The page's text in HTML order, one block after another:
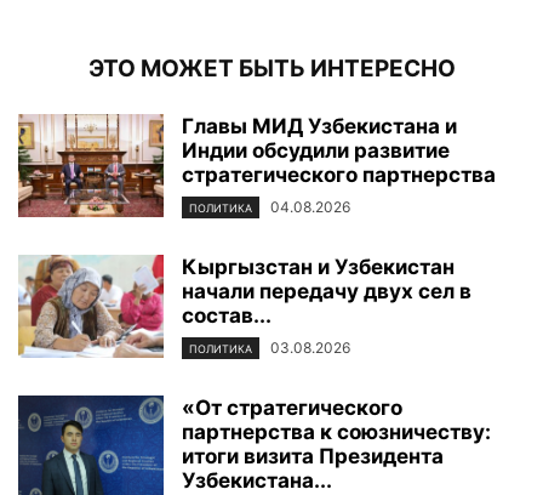
ЭТО МОЖЕТ БЫТЬ ИНТЕРЕСНО
Главы МИД Узбекистана и
Индии обсудили развитие
стратегического партнерства
ПОЛИТИКА 04.08.2026
Кыргызстан и Узбекистан
начали передачу двух сел в
состав...
ПОЛИТИКА 03.08.2026
«От стратегического
партнерства к союзничеству:
итоги визита Президента
Узбекистана...